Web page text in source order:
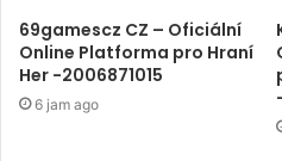
69gamescz CZ – Oficiální
Online Platforma pro Hraní
Her -2006871015
6 jam ago